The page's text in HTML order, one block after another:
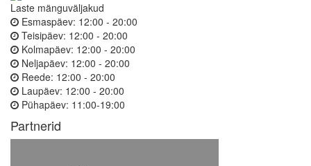
Laste mänguväljakud
Esmaspäev: 12:00 - 20:00
Teisipäev: 12:00 - 20:00
Kolmapäev: 12:00 - 20:00
Neljapäev: 12:00 - 20:00
Reede: 12:00 - 20:00
Laupäev: 12:00 - 20:00
Pühapäev: 11:00-19:00
Partnerid